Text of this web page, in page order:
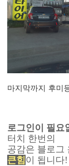
마지막까지 후미
로그인이 필요
터치 한번의
공감은 블로그
큰힘이 됩니다!